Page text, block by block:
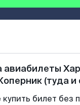
авиабилеты
(туда и
билет без